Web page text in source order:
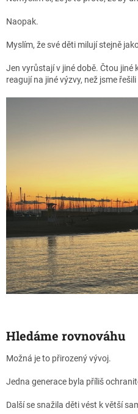
Naopak.
Myslím, že své děti milují stejně
Jen vyrůstají v jiné době. Čtou jiné
reagují na jiné výzvy, než jsme řešili
Hledáme rovnováhu
Možná je to přirozený vývoj.
Jedna generace byla příliš
Další se snažila děti vést k větší